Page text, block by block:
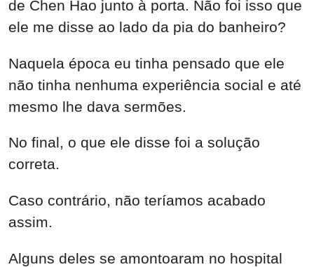
de Chen Hao junto à porta. Não foi isso que
ele me disse ao lado da pia do banheiro?
Naquela época eu tinha pensado que ele
não tinha nenhuma experiência social e até
mesmo lhe dava sermões.
No final, o que ele disse foi a solução
correta.
Caso contrário, não teríamos acabado
assim.
Alguns deles se amontoaram no hospital